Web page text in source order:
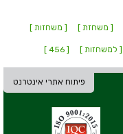
[ משחזת ] [ משחזות ]
[ למשחזות ] [ 456 ]
פיתוח אתרי אינטרנט